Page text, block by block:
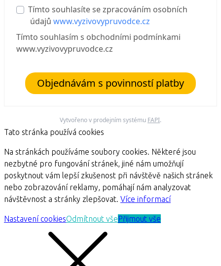
Tímto souhlasíte se zpracováním osobních
údajů www.vyzivovypruvodce.cz
Tímto souhlasím s obchodními podmínkami
www.vyzivovypruvodce.cz
Objednávám s povinností platby
Vytvořeno v prodejním systému FAPI.
Tato stránka používá cookies
Na stránkách používáme soubory cookies. Některé jsou
nezbytné pro fungování stránek, jiné nám umožňují
poskytnout vám lepší zkušenost při návštěvě našich stránek
nebo zobrazování reklamy, pomáhají nám analyzovat
návštěvnost a stránky zlepšovat. Více informací
Nastavení cookiesOdmítnout všePřijmout vše